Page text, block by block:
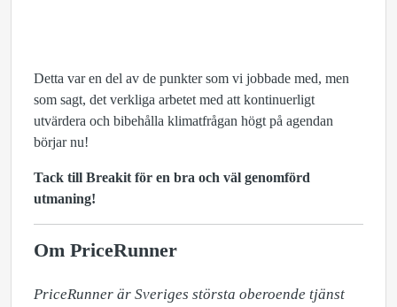
Detta var en del av de punkter som vi jobbade med, men
som sagt, det verkliga arbetet med att kontinuerligt
utvärdera och bibehålla klimatfrågan högt på agendan
börjar nu!
Tack till Breakit för en bra och väl genomförd
utmaning!
Om PriceRunner
PriceRunner är Sveriges största oberoende tjänst